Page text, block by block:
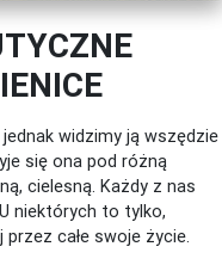
widzimy ją wszędzie
się ona pod różną
cielesną. Każdy z nas
niektórych to tylko,
całe swoje życie.